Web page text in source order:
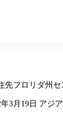
先フロリダ州
3月19日 アジ